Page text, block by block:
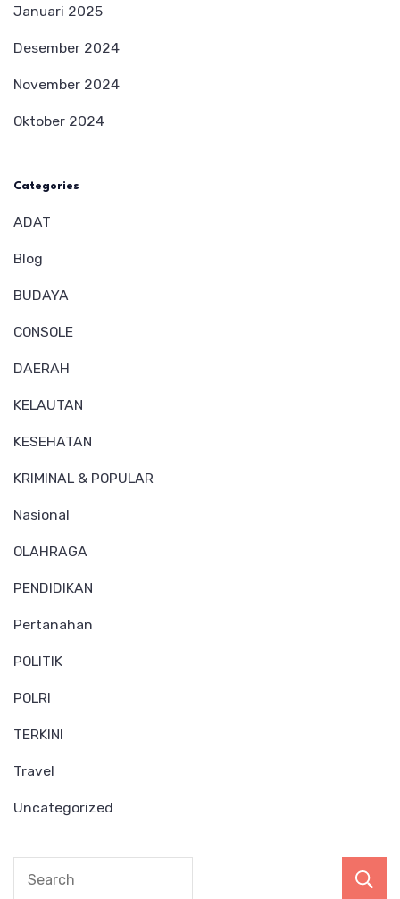
Januari 2025
Desember 2024
November 2024
Oktober 2024
Categories
ADAT
Blog
BUDAYA
CONSOLE
DAERAH
KELAUTAN
KESEHATAN
KRIMINAL & POPULAR
Nasional
OLAHRAGA
PENDIDIKAN
Pertanahan
POLITIK
POLRI
TERKINI
Travel
Uncategorized